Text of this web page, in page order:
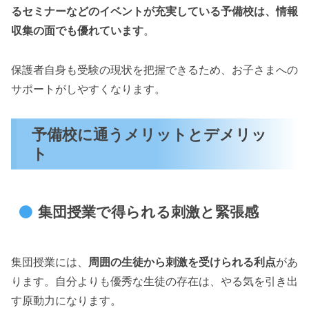
るセミナーなどのイベントが充実している予備校は、情報
収集の面でも優れています。
保護者自身も受験の現状を把握できるため、お子さまへの
サポートがしやすくなります。
予備校に通うメリットとデメリッ
ト
集団授業で得られる刺激と緊張感
集団授業には、 周囲の生徒から刺激を受けられる利点があ
ります。自分よりも優秀な生徒の存在は、やる気を引き出
す原動力になります。